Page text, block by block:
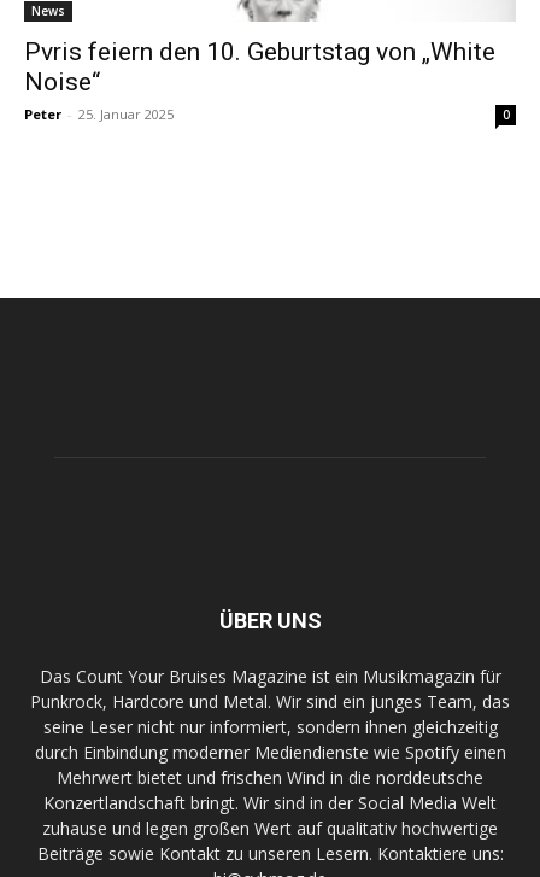
News
Pvris feiern den 10. Geburtstag von „White
Noise“
Peter - 25. Januar 2025 0
ÜBER UNS
Das Count Your Bruises Magazine ist ein Musikmagazin für
Punkrock, Hardcore und Metal. Wir sind ein junges Team, das
seine Leser nicht nur informiert, sondern ihnen gleichzeitig
durch Einbindung moderner Mediendienste wie Spotify einen
Mehrwert bietet und frischen Wind in die norddeutsche
Konzertlandschaft bringt. Wir sind in der Social Media Welt
zuhause und legen großen Wert auf qualitativ hochwertige
Beiträge sowie Kontakt zu unseren Lesern. Kontaktiere uns: